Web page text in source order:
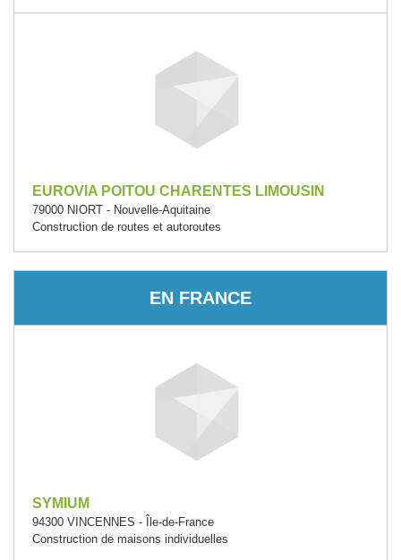
EUROVIA POITOU CHARENTES LIMOUSIN
79000 NIORT - Nouvelle-Aquitaine
Construction de routes et autoroutes
EN FRANCE
SYMIUM
94300 VINCENNES - Île-de-France
Construction de maisons individuelles